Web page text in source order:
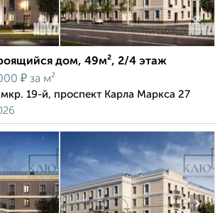
дом, 49м², 2/4 этаж
₽ за м²
19-й, проспект Карла Маркса 27
›